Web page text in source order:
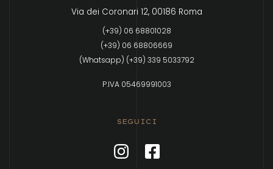
Via dei Coronari 12, 00186 Roma
(+39) 06 68801028
(+39) 06 68806669
(Whatsapp) (+39) 339 5033792
P.IVA 05469991003
SEGUICI